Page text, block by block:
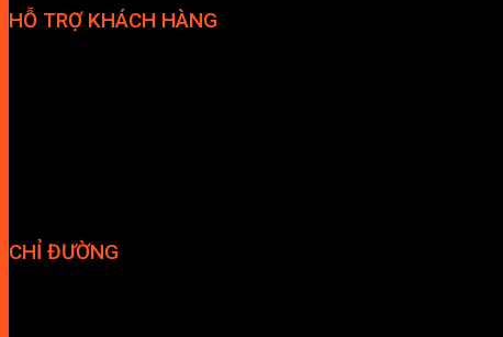
HỖ TRỢ KHÁCH HÀNG
CHỈ ĐƯỜNG